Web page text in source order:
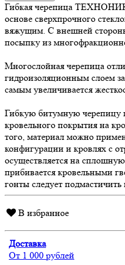
Гибкая черепица
основе сверхпрочного
вяжущим. С внешней
посыпку из
Многослойная черепица
гидроизоляционным слоем
самым увеличивается
Гибкую битумную черепицу
кровельного покрытия на
того, материал можно
конфигурации и кровлях с
осуществляется на
прибивается кровельными
гонты следует
В избранное
Доставка
От 1 000 рублей